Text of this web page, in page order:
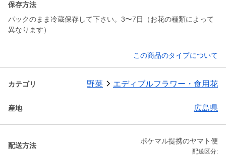
保存方法
パックのまま冷蔵保存して下さい。3〜7日（お花の種類によって
異なります）
この商品のタイプについて
カテゴリ 野菜 エディブルフラワー・食用花
産地 広島県
配送方法
ポケマル提携のヤマト便
配送区分: